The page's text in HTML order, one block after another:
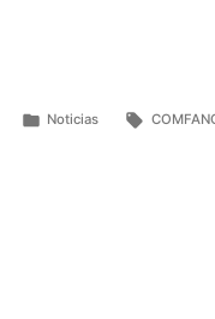
Noticias